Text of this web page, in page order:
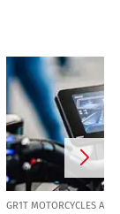
GR1T MOTORCYCLES